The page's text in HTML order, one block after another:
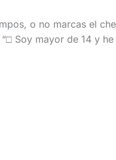
o no marcas el
Soy mayor de 14 y